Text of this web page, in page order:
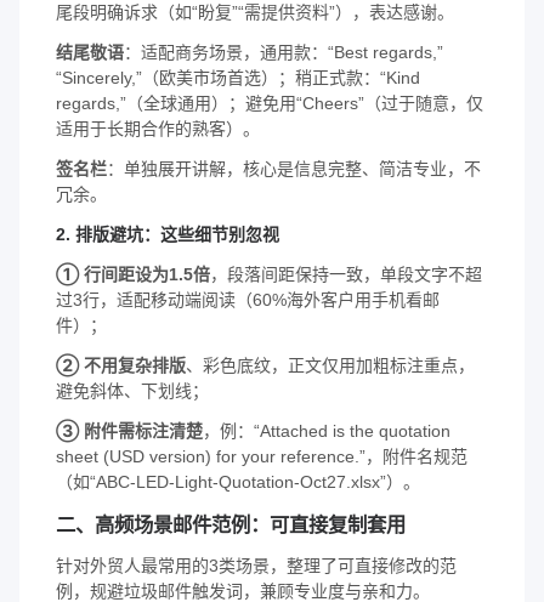
尾段明确诉求（如“盼复”“需提供资料”），表达感谢。
结尾敬语：适配商务场景，通用款：“Best regards,”
“Sincerely,”（欧美市场首选）；稍正式款：“Kind
regards,”（全球通用）；避免用“Cheers”（过于随意，仅
适用于长期合作的熟客）。
签名栏：单独展开讲解，核心是信息完整、简洁专业，不
冗余。
2. 排版避坑：这些细节别忽视
① 行间距设为1.5倍，段落间距保持一致，单段文字不超
过3行，适配移动端阅读（60%海外客户用手机看邮
件）；
② 不用复杂排版、彩色底纹，正文仅用加粗标注重点，
避免斜体、下划线；
③ 附件需标注清楚，例：“Attached is the quotation
sheet (USD version) for your reference.”，附件名规范
（如“ABC-LED-Light-Quotation-Oct27.xlsx”）。
二、高频场景邮件范例：可直接复制套用
针对外贸人最常用的3类场景，整理了可直接修改的范
例，规避垃圾邮件触发词，兼顾专业度与亲和力。